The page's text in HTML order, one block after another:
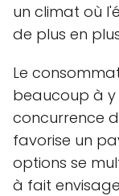
un climat où
de plus en
Le
beaucoup à y
concurrence
favorise un
options se
à fait